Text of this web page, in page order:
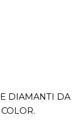
DIAMANTI DA